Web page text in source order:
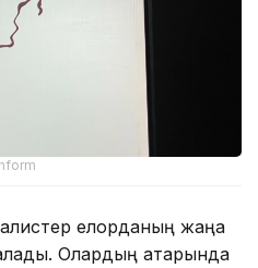
елорданың жаңа
Олардың қатарында